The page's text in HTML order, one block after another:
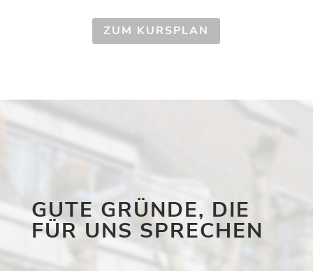
ZUM KURSPLAN
GUTE GRÜNDE, DIE
FÜR UNS SPRECHEN